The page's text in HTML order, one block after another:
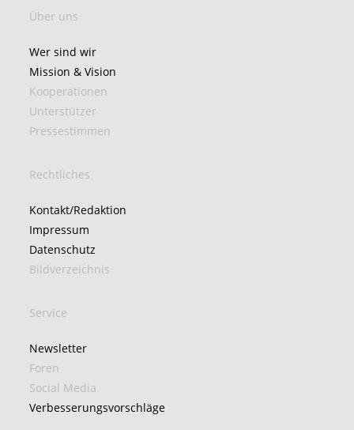
Über uns
Wer sind wir
Mission & Vision
Kooperationen
Unterstützer
Pressestimmen
Rechtliches
Kontakt/Redaktion
Impressum
Datenschutz
Bildverzeichnis
Service
Newsletter
Foren
Social Media
Verbesserungsvorschläge